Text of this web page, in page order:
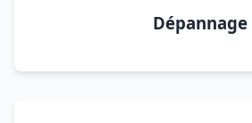
Dépannage